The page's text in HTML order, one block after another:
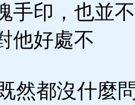
手印，也並
他好處不
然都沒什麼